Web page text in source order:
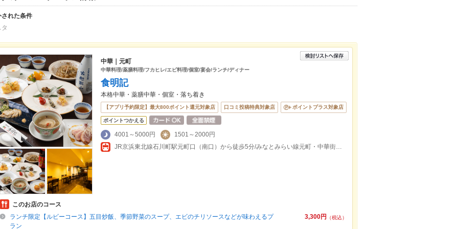
された条件
中華｜元町
中華料理/薬膳料理/フカヒレ/エビ料理/個室/宴会/ランチ/ディナー
食明記
本格中華・薬膳中華・個室・落ち着き
【アプリ予約限定】最大800ポイント還元対象店 口コミ投稿特典対象店 ポイントプラス対象店
ポイントつかえる
4001～5000円
1501～2000円
JR京浜東北線石川町駅元町口（南口）から徒歩5分/みなとみらい線元町・中華街駅元町口から徒歩5分/石川町駅から361m
このお店のコース
3,300円
（税込）
ランチ限定【ルビーコース】五目炒飯、季節野菜のスープ、エビのチリソースなどが味わえるプ
ラン